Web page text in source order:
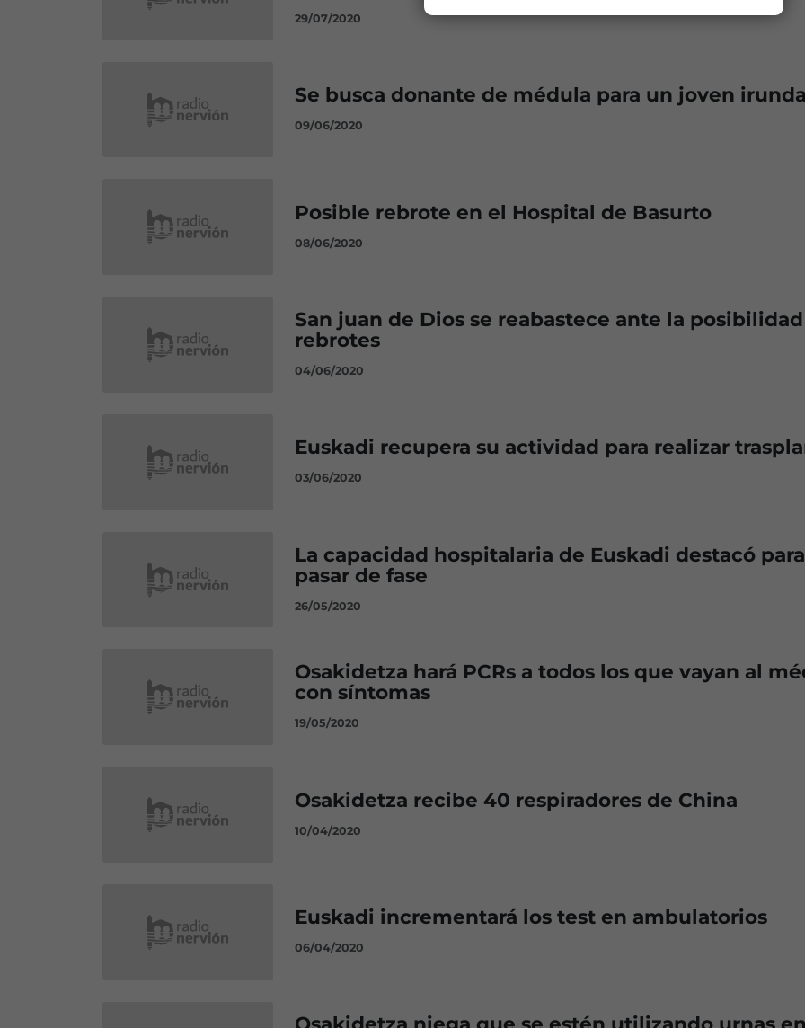
29/07/2020
Se busca donante de médula para un joven
09/06/2020
Posible rebrote en el Hospital de Basurto
08/06/2020
San juan de Dios se reabastece ante la
rebrotes
04/06/2020
Euskadi recupera su actividad para realizar
03/06/2020
La capacidad hospitalaria de Euskadi destacó para
pasar de fase
26/05/2020
Osakidetza hará PCRs a todos los que vayan al
con síntomas
19/05/2020
Osakidetza recibe 40 respiradores de China
10/04/2020
Euskadi incrementará los test en ambulatorios
06/04/2020